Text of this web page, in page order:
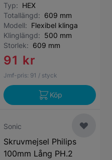
Typ: HEX
Totallängd: 609 mm
Modell: Flexibel klinga
Klinglängd: 500 mm
Storlek: 609 mm
91 kr
Jmf-pris: 91 / styck
Köp
Sonic
Skruvmejsel Philips
100mm Lång PH.2